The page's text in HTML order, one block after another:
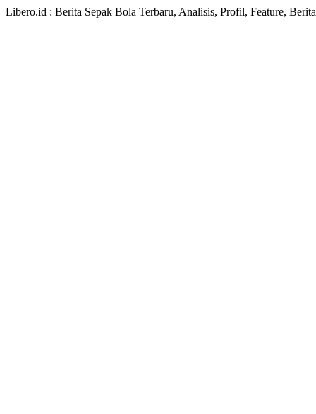
Libero.id : Berita Sepak Bola Terbaru, Analisis, Profil, Feature,